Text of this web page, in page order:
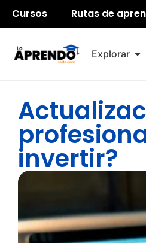
Cursos Rutas de
Explorar
invertir?